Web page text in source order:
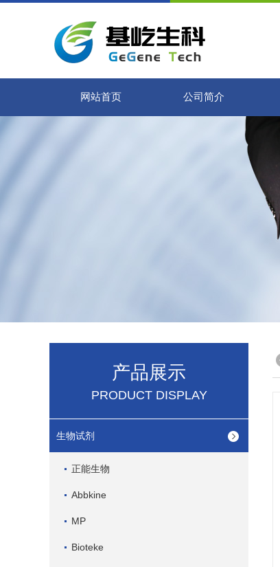
网站首页 公司简介
产品展示
PRODUCT DISPLAY
生物试剂
正能生物
Abbkine
MP
Bioteke